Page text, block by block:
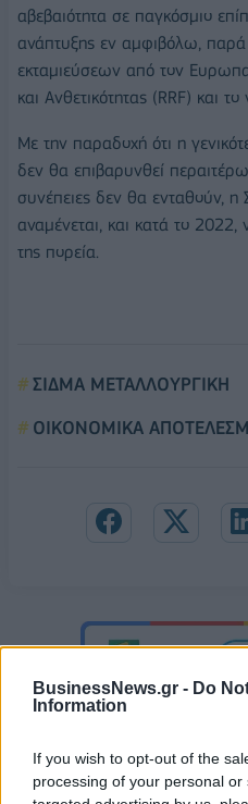
BusinessNews.gr - Do
Information
If you wish to opt-out of the
processing of your personal
αβεβαιότητα σε παγκόσμιο
ανάπτυξης εν αμφιβόλω,
εκταμιεύσεων από τον
και Ανθετικότητας (RRF) και
Με την παραδοχή ότι η
δεν θα επιβαρυνθεί
συνέπειες δεν θα ενταθούν,
αναμένεται, και κατά το 2022,
της πορεία.
ΣΙΔΜΑ ΜΕΤΑΛΛΟΥΡΓΙΚΗ
ΟΙΚΟΝΟΜΙΚΑ